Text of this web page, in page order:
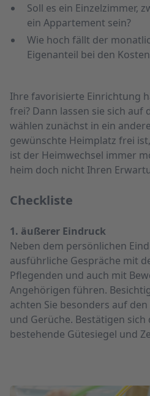
Soll es ein Einzelzimmer,
ein Appartement sein?
Wie hoch fällt der
Eigenanteil bei den
Ihre favorisierte Einrichtung
frei? Dann lassen sie sich auf
wählen zunächst in ein
gewünschte Heim­platz frei
ist der Heim­wechsel immer
heim doch nicht Ihren
Checkliste
1. äußerer Eindruck
Neben dem persön­lichen
ausführliche Gespräche mit
Pflegenden und auch mit
Angehörigen führen.
achten Sie besonders auf
und Gerüche. Bestätigen
bestehende Gütesiegel und